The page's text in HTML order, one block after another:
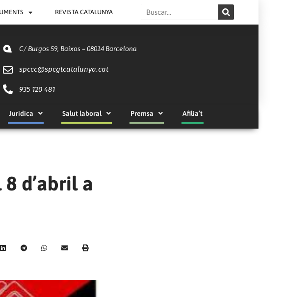
REVISTA CATALUNYA Search
C/ Burgos 59, Baixos – 08014 Barcelona
spccc@spcgtcatalunya.cat
935 120 481
Jurídica Salut laboral Premsa Afilia’t
d’abril a